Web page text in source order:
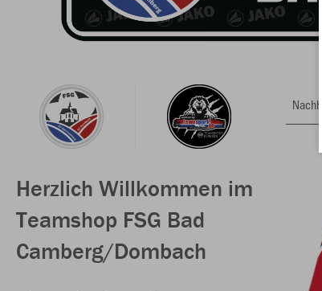
Herzlich Willkommen im
Teamshop FSG Bad
Camberg/Dombach